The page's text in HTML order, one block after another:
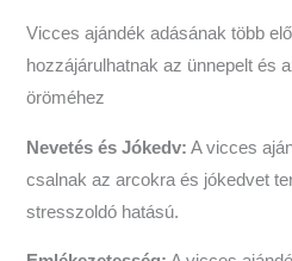
Vicces ajándék adásának több
hozzájárulhatnak az ünnepelt és
öröméhez
Nevetés és Jókedv: A vicces
csalnak az arcokra és jókedvet
stresszoldó hatású.